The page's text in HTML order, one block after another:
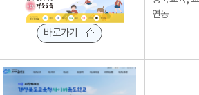
바로가기
연동